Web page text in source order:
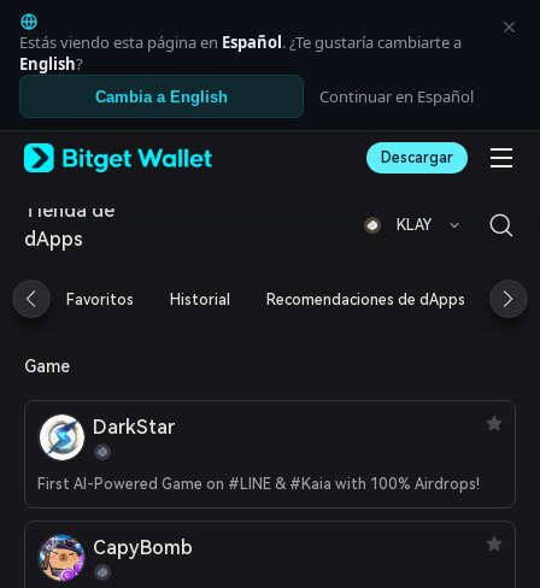
English
日本語
Tiếng Việt
Русский
Español (Latinoamérica)
Italiano
Deutsch
简体中文
Português (Portugal)
Bahasa Indonesia
العربية
Español
Português (Brasil)
Español (Argentina)
Estás viendo esta página en Español. ¿Te gustaría cambiarte a
English?
Cambia a English Continuar en Español
Descargar
Tienda de
dApps
KLAY
Favoritos Historial Recomendaciones de dApps
Game
DarkStar
First AI-Powered Game on #LINE & #Kaia with 100% Airdrops!
CapyBomb